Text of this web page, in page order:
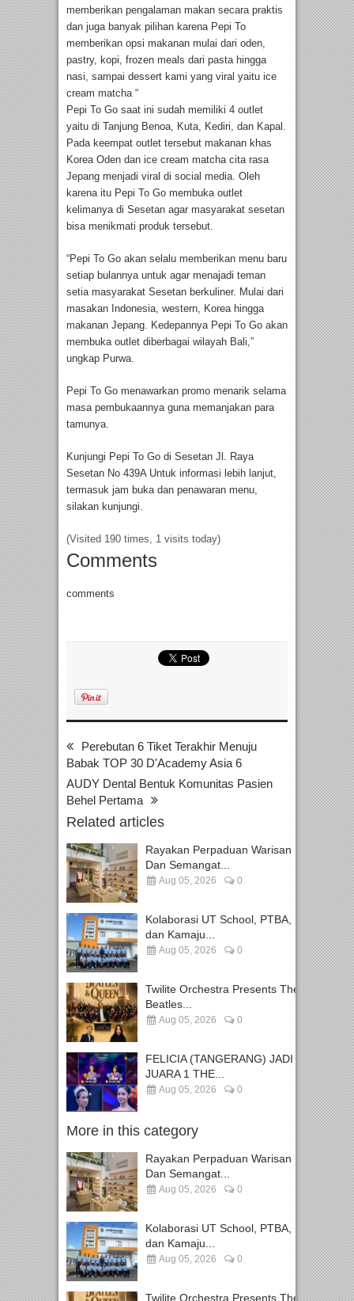
memberikan pengalaman makan secara praktis
dan juga banyak pilihan karena Pepi To
memberikan opsi makanan mulai dari oden,
pastry, kopi, frozen meals dari pasta hingga
nasi, sampai dessert kami yang viral yaitu ice
cream matcha “
Pepi To Go saat ini sudah memiliki 4 outlet
yaitu di Tanjung Benoa, Kuta, Kediri, dan Kapal.
Pada keempat outlet tersebut makanan khas
Korea Oden dan ice cream matcha cita rasa
Jepang menjadi viral di social media. Oleh
karena itu Pepi To Go membuka outlet
kelimanya di Sesetan agar masyarakat sesetan
bisa menikmati produk tersebut.
“Pepi To Go akan selalu memberikan menu baru
setiap bulannya untuk agar menajadi teman
setia masyarakat Sesetan berkuliner. Mulai dari
masakan Indonesia, western, Korea hingga
makanan Jepang. Kedepannya Pepi To Go akan
membuka outlet diberbagai wilayah Bali,”
ungkap Purwa.
Pepi To Go menawarkan promo menarik selama
masa pembukaannya guna memanjakan para
tamunya.
Kunjungi Pepi To Go di Sesetan Jl. Raya
Sesetan No 439A Untuk informasi lebih lanjut,
termasuk jam buka dan penawaran menu,
silakan kunjungi.
(Visited 190 times, 1 visits today)
Comments
comments
Perebutan 6 Tiket Terakhir Menuju
Babak TOP 30 D'Academy Asia 6
AUDY Dental Bentuk Komunitas Pasien
Behel Pertama
Related articles
Rayakan Perpaduan Warisan
Dan Semangat...
Aug 05, 2026 0
Kolaborasi UT School, PTBA,
dan Kamaju...
Aug 05, 2026 0
Twilite Orchestra Presents The
Beatles...
Aug 05, 2026 0
FELICIA (TANGERANG) JADI
JUARA 1 THE...
Aug 05, 2026 0
More in this category
Rayakan Perpaduan Warisan
Dan Semangat...
Aug 05, 2026 0
Kolaborasi UT School, PTBA,
dan Kamaju...
Aug 05, 2026 0
Twilite Orchestra Presents The